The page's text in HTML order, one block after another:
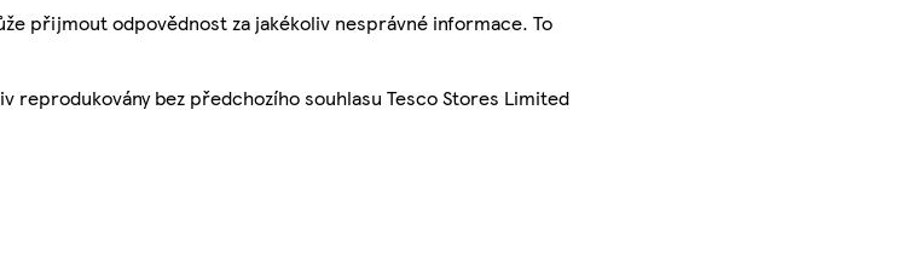
přijmout odpovědnost za jakékoliv nesprávné informace. To
reprodukovány bez předchozího souhlasu Tesco Stores Limited